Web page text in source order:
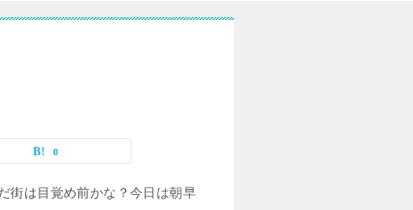
0
街は目覚め前かな？今日は朝早